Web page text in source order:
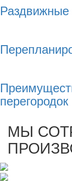
Раздвижные
перегородок
МЫ